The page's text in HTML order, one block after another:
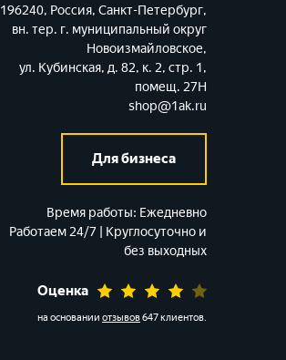
196240, Россия, Санкт-Петербург,
вн. тер. г. муниципальный округ
Новоизмайловское,
ул. Кубинская, д. 82, к. 2, стр. 1,
помещ. 27Н
shop@1ak.ru
Для бизнеса
Время работы: Ежедневно
Работаем 24/7 | Круглосуточно и
без выходных
Оценка
на основании отзывов647 клиентов.